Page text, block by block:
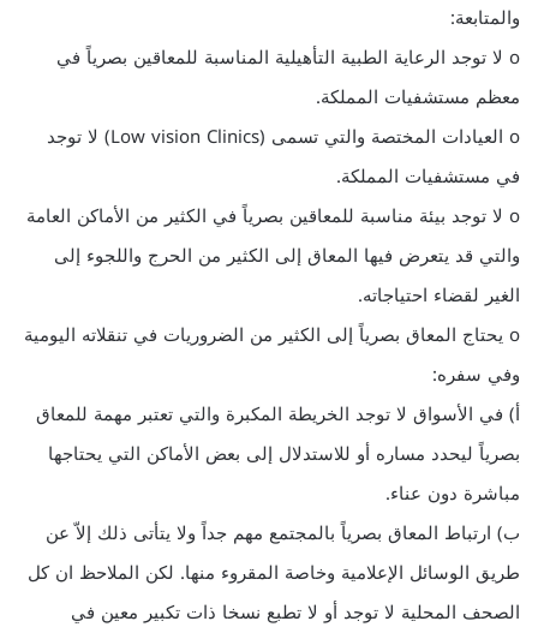
والمتابعة:
o لا توجد الرعاية الطبية التأهيلية المناسبة للمعاقين بصرياً في
معظم مستشفيات المملكة.
o العيادات المختصة والتي تسمى (Low vision Clinics) لا توجد
في مستشفيات المملكة.
o لا توجد بيئة مناسبة للمعاقين بصرياً في الكثير من الأماكن العامة
والتي قد يتعرض فيها المعاق إلى الكثير من الحرج واللجوء إلى
الغير لقضاء احتياجاته.
o يحتاج المعاق بصرياً إلى الكثير من الضروريات في تنقلاته اليومية
وفي سفره:
أ) في الأسواق لا توجد الخريطة المكبرة والتي تعتبر مهمة للمعاق
بصرياً ليحدد مساره أو للاستدلال إلى بعض الأماكن التي يحتاجها
مباشرة دون عناء.
ب) ارتباط المعاق بصرياً بالمجتمع مهم جداً ولا يتأتى ذلك إلاّ عن
طريق الوسائل الإعلامية وخاصة المقروء منها. لكن الملاحظ ان كل
الصحف المحلية لا توجد أو لا تطبع نسخا ذات تكبير معين في